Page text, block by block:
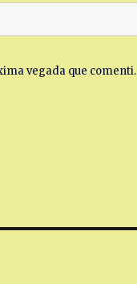
vegada que comenti.